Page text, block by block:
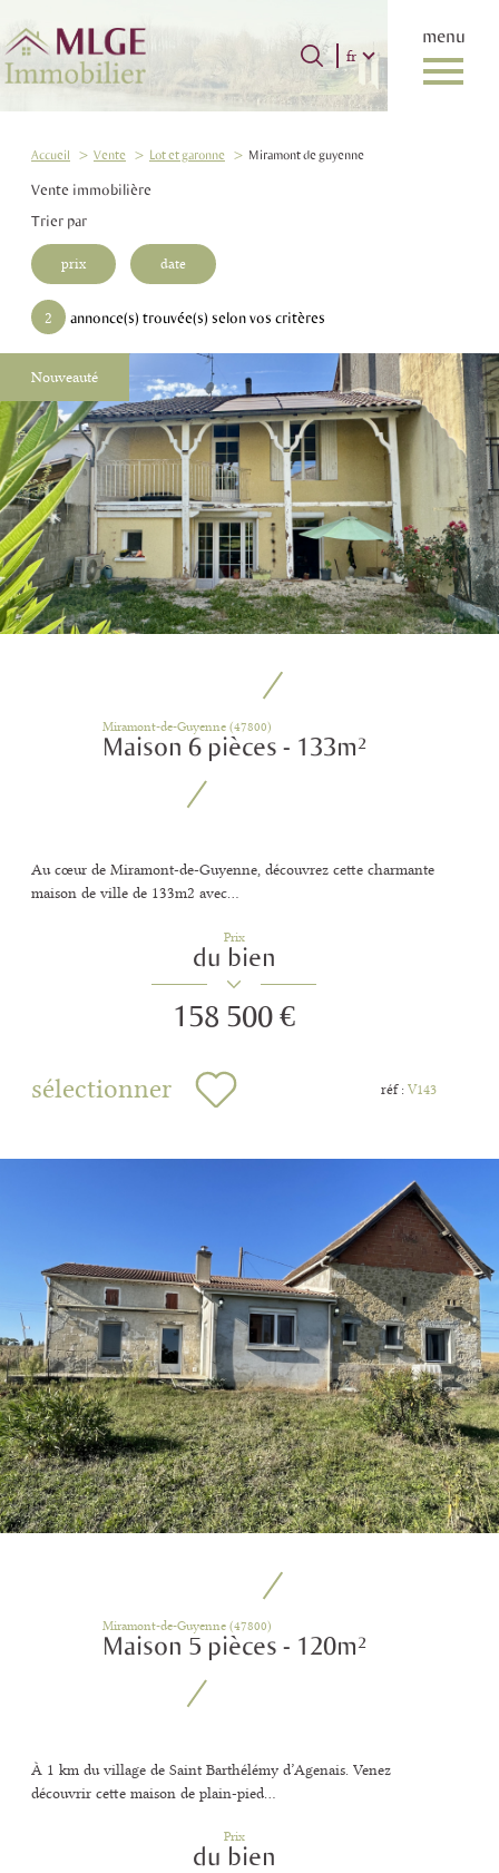
menu
fr
Accueil
Accueil Vente Lot et garonne Miramont de guyenne
Vente immobilière
Trier par
prix date
2 annonce(s) trouvée(s) selon vos critères
Nouveauté
Miramont-de-Guyenne (47800)
Maison 6 pièces - 133m²
Au cœur de Miramont-de-Guyenne, découvrez cette charmante
maison de ville de 133m2 avec...
Prix
du bien
158 500 €
sélectionner réf : V143
Miramont-de-Guyenne (47800)
Maison 5 pièces - 120m²
À 1 km du village de Saint Barthélémy d’Agenais. Venez
découvrir cette maison de plain-pied...
Prix
du bien